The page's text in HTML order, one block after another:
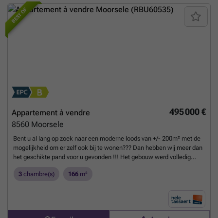
BEST OF
495 000 €
Appartement à vendre
8560 Moorsele
Bent u al lang op zoek naar een moderne loods van +/- 200m² met de
mogelijkheid om er zelf ook bij te wonen??? Dan hebben wij meer dan
het geschikte pand voor u gevonden !!! Het gebouw werd volledig
ingericht als opslagplaats voor auto's. Er is ook nog een tussenverdiep
receptie ruimte, opslag, enz... Bovenliggend luxueus appartement
(164m² + terras) bestaande uit zeer ruime living met zit-en eethoek en
toegang tot het terras. Open en volledig geïnstalleerde keuken
3 chambre(s) 166 m²